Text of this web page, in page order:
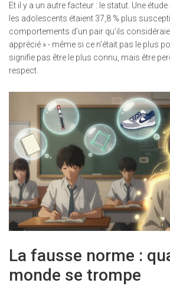
Et il y a un autre facteur : le statut. Une
les adolescents étaient 37,8 % plus
comportements d’un pair qu’ils
apprécié » - même si ce n’était pas le plus
signifie pas être le plus connu, mais être
respect.
La fausse norme :
monde se trompe